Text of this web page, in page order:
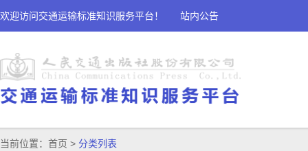
欢迎访问交通运输标准知识服务平台！ 站内公告
当前位置： 首页 > 分类列表